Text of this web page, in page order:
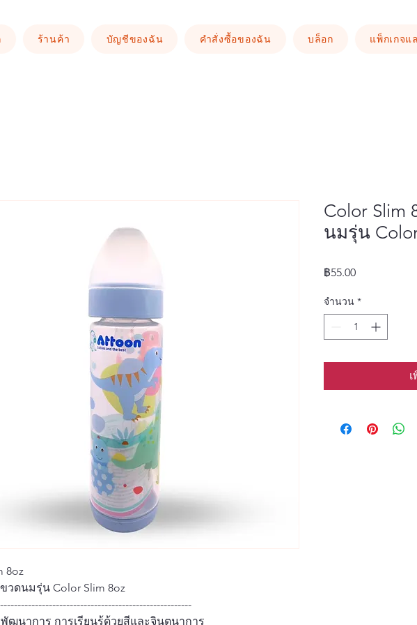
ร้านค้า บัญชีของฉัน คำสั่งซื้อของฉัน บล็อก แพ็กเกจแ
8oz
วดนมรุ่น Color Slim 8oz
พัฒนาการ การเรียนรู้ด้วยสีและจินตนาการ
Color Slim
นมรุ่น
฿55.00ราคา
จำนวน *